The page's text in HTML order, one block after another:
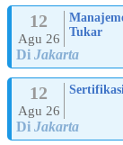
12
Agu 26
Tukar
Di Jakarta
12
Agu 26
Di Jakarta